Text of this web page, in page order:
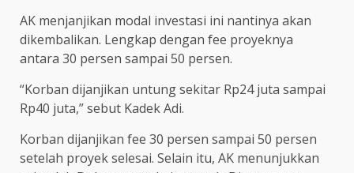
AK menjanjikan modal investasi ini nantinya akan
dikembalikan. Lengkap dengan fee proyeknya
antara 30 persen sampai 50 persen.
“Korban dijanjikan untung sekitar Rp24 juta sampai
Rp40 juta,” sebut Kadek Adi.
Korban dijanjikan fee 30 persen sampai 50 persen
setelah proyek selesai. Selain itu, AK menunjukkan